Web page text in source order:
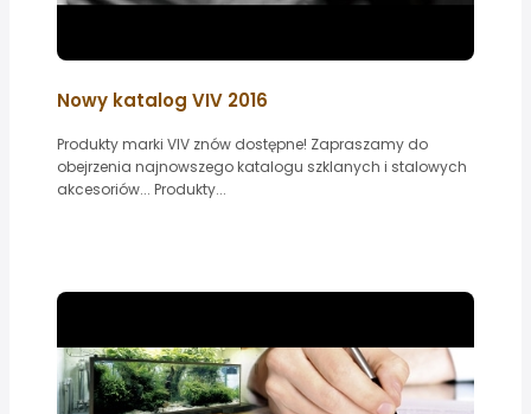
Nowy katalog VIV 2016
Produkty marki VIV znów dostępne! Zapraszamy do
obejrzenia najnowszego katalogu szklanych i stalowych
akcesoriów... Produkty...